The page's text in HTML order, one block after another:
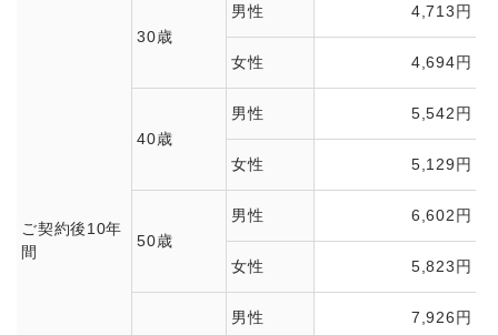
ご契約後10年
間
30歳
男性 4,713円
女性 4,694円
40歳
男性 5,542円
女性 5,129円
50歳
男性 6,602円
女性 5,823円
男性 7,926円